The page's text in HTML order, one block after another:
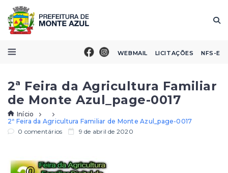
WEBMAIL LICITAÇÕES NFS-E
2ª Feira da Agricultura Familiar
de Monte Azul_page-0017
Início
2ª Feira da Agricultura Familiar de Monte Azul_page-0017
0 comentários
9 de abril de 2020